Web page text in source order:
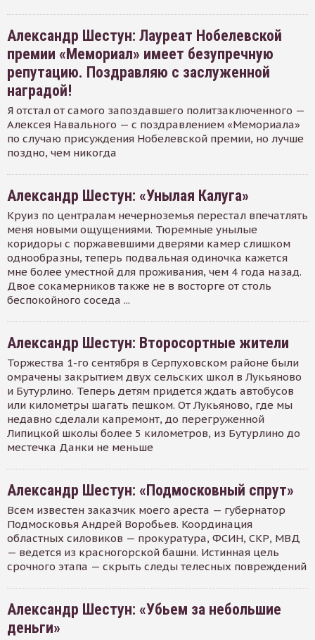
Александр Шестун: Лауреат Нобелевской
премии «Мемориал» имеет безупречную
репутацию. Поздравляю с заслуженной
наградой!
Я отстал от самого запоздавшего политзаключенного —
Алексея Навального — с поздравлением «Мемориала»
по случаю присуждения Нобелевской премии, но лучше
поздно, чем никогда
Александр Шестун: «Унылая Калуга»
Круиз по централам нечерноземья перестал впечатлять
меня новыми ощущениями. Тюремные унылые
коридоры с поржавевшими дверями камер слишком
однообразны, теперь подвальная одиночка кажется
мне более уместной для проживания, чем 4 года назад.
Двое сокамерников также не в восторге от столь
беспокойного соседа ...
Александр Шестун: Второсортные жители
Торжества 1-го сентября в Серпуховском районе были
омрачены закрытием двух сельских школ в Лукьяново
и Бутурлино. Теперь детям придется ждать автобусов
или километры шагать пешком. От Лукьяново, где мы
недавно сделали капремонт, до перегруженной
Липицкой школы более 5 километров, из Бутурлино до
местечка Данки не меньше
Александр Шестун: «Подмосковный спрут»
Всем известен заказчик моего ареста — губернатор
Подмосковья Андрей Воробьев. Координация
областных силовиков — прокуратура, ФСИН, СКР, МВД
— ведется из красногорской башни. Истинная цель
срочного этапа — скрыть следы телесных повреждений
Александр Шестун: «Убьем за небольшие
деньги»